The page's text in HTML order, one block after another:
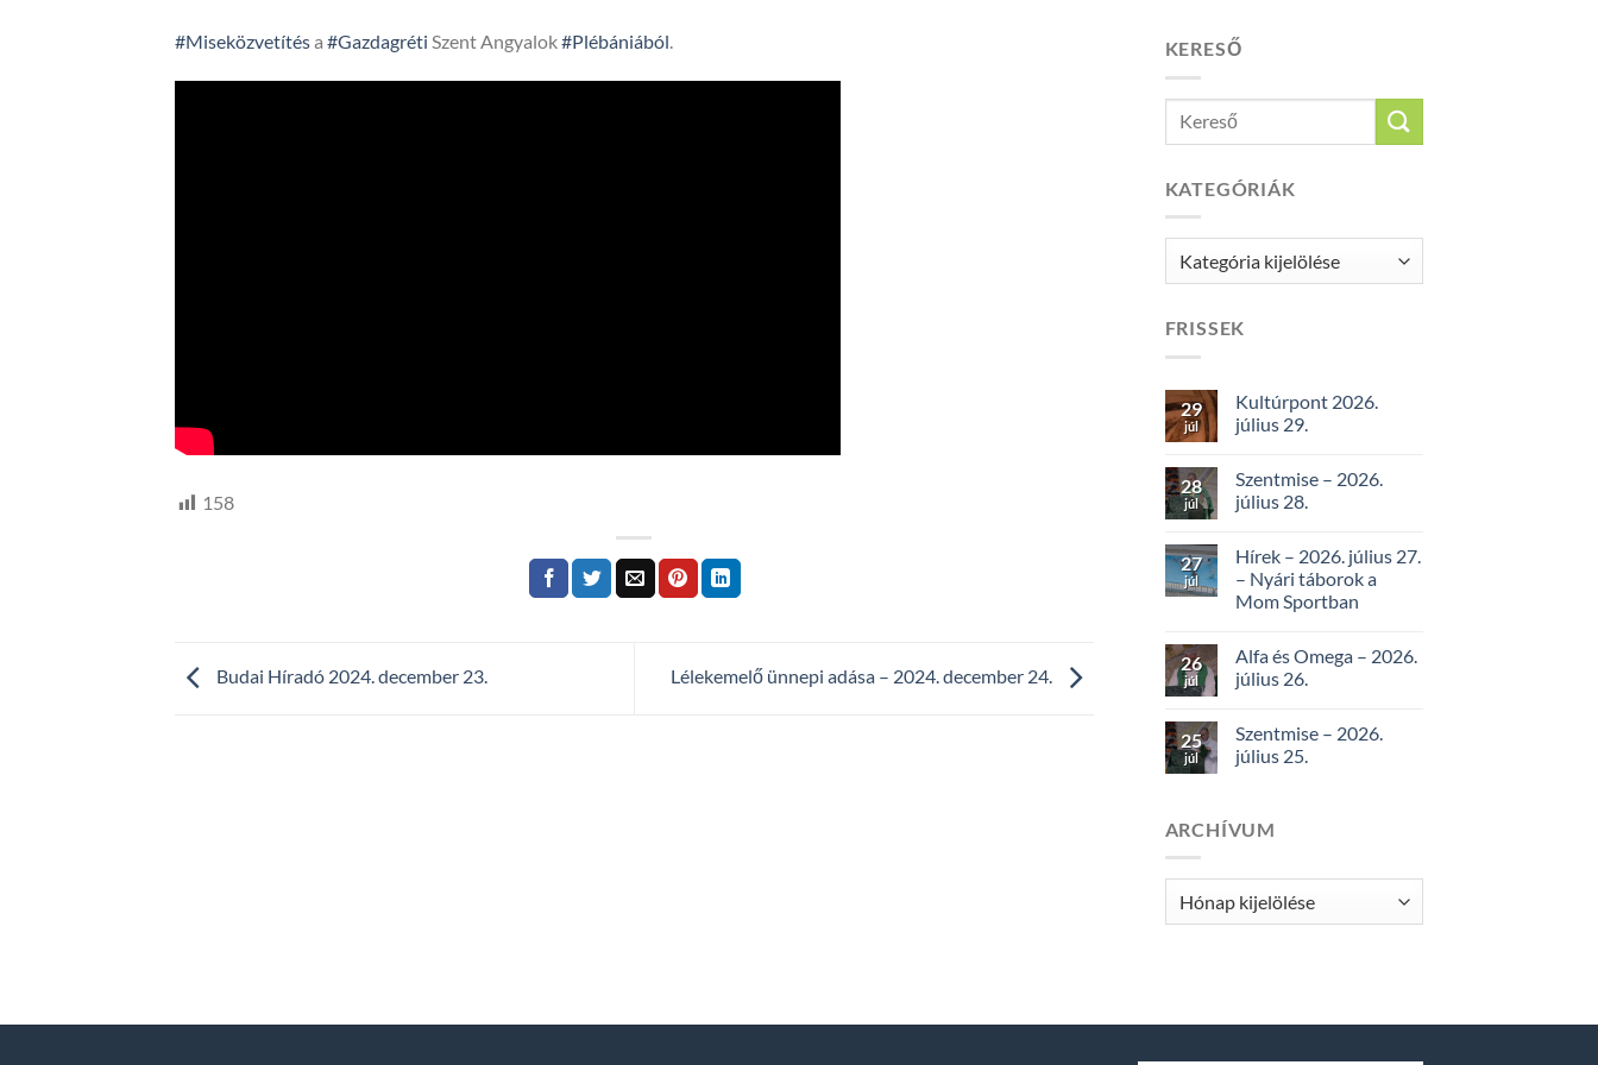
#Miseközvetítésa #Gazdagréti Szent Angyalok#Plébániából.
158
Budai Híradó 2024. december 23. Lélekemelő ünnepi adása – 2024. december 24.
KERESŐ
KATEGÓRIÁK
Kategóriák
FRISSEK
29
júl
Kultúrpont 2026.
július 29.
28
júl
Szentmise – 2026.
július 28.
27
júl
Hírek – 2026. július 27.
– Nyári táborok a
Mom Sportban
26
júl
Alfa és Omega – 2026.
július 26.
25
júl
Szentmise – 2026.
július 25.
ARCHÍVUM
Archívum